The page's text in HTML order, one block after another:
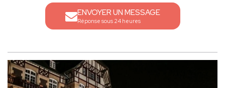
ENVOYER UN MESSAGE
Réponse sous 24 heures